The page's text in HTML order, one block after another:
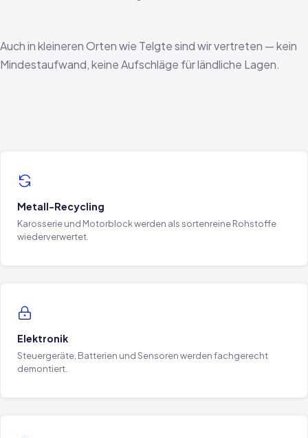
Auch in kleineren Orten wie Telgte sind wir vertreten — kein
Mindestaufwand, keine Aufschläge für ländliche Lagen.
Metall-Recycling
Karosserie und Motorblock werden als sortenreine Rohstoffe
wiederverwertet.
Elektronik
Steuergeräte, Batterien und Sensoren werden fachgerecht
demontiert.